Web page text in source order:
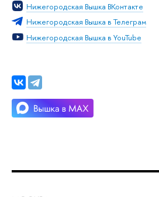
Нижегородская Вышка ВКонтакте
Нижегородская Вышка в Телеграм
Нижегородская Вышка в YouTube